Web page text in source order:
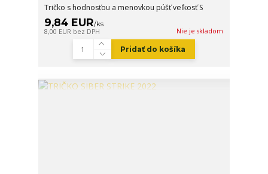
Tričko s hodnosťou a menovkou púšť veľkosť S
9,84 EUR/ks
8,00 EUR bez DPH Nie je skladom
Pridať do košíka